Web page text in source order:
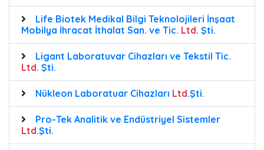
Life Biotek Medikal Bilgi Teknolojileri İnşaat
Mobilya İhracat İthalat San. ve Tic. Ltd. Şti.
Ligant Laboratuvar Cihazları ve Tekstil Tic.
Ltd. Şti.
Nükleon Laboratuar Cihazları Ltd.Şti.
Pro-Tek Analitik ve Endüstriyel Sistemler
Ltd.Şti.